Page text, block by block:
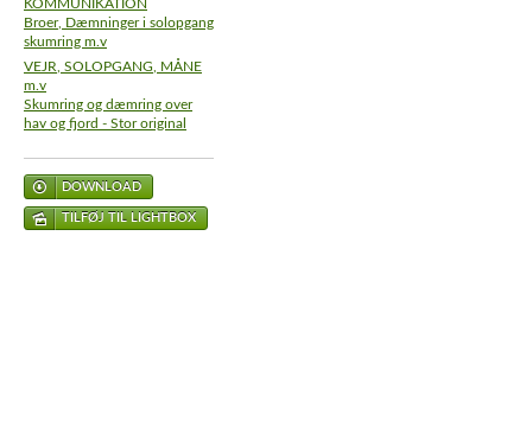
KOMMUNIKATION
Broer, Dæmninger i solopgang
skumring m.v
VEJR, SOLOPGANG, MÅNE
m.v
Skumring og dæmring over
hav og fjord - Stor original
DOWNLOAD
TILFØJ TIL LIGHTBOX